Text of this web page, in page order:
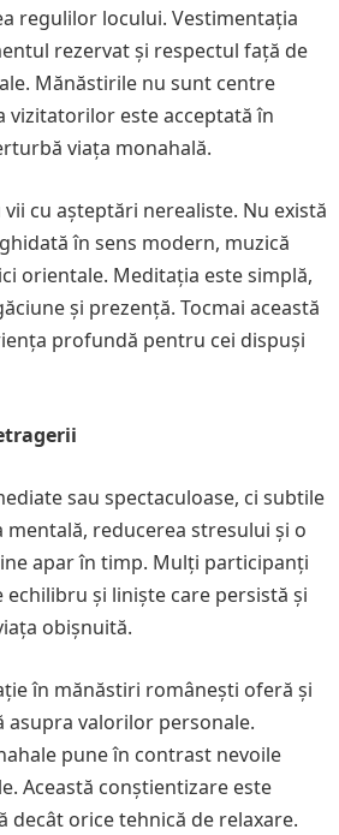
regulilor locului. Vestimentația
rezervat și respectul față de
Mănăstirile nu sunt centre
vizitatorilor este acceptată în
viața monahală.
cu așteptări nerealiste. Nu există
în sens modern, muzică
orientale. Meditația este simplă,
și prezență. Tocmai această
profundă pentru cei dispuși
sau spectaculoase, ci subtile
mentală, reducerea stresului și o
apar în timp. Mulți participanți
echilibru și liniște care persistă și
obișnuită.
în mănăstiri românești oferă și
asupra valorilor personale.
pune în contrast nevoile
Această conștientizare este
decât orice tehnică de relaxare.